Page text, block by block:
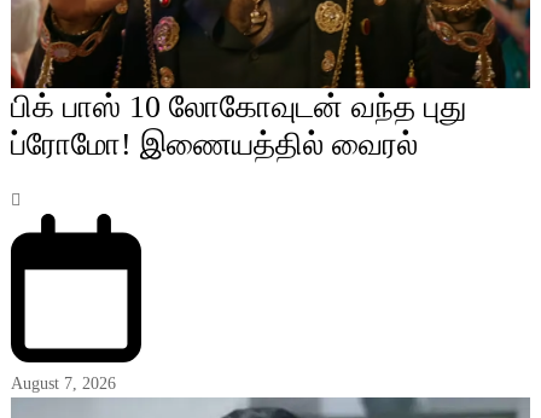
பிக் பாஸ் 10 லோகோவுடன் வந்த புது
ப்ரோமோ! இணையத்தில் வைரல்
August 7, 2026